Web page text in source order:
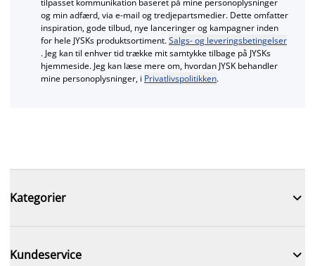
og min adfærd, via e‑mail og tredjepartsmedier. Dette omfatter
inspiration, gode tilbud, nye lanceringer og kampagner inden
for hele JYSKs produktsortiment.Salgs- og leveringsbetingelser
. Jeg kan til enhver tid trække mit samtykke tilbage på JYSKs
hjemmeside. Jeg kan læse mere om, hvordan JYSK behandler
mine personoplysninger, i Privatlivspolitikken.
Kategorier 
Kundeservice 